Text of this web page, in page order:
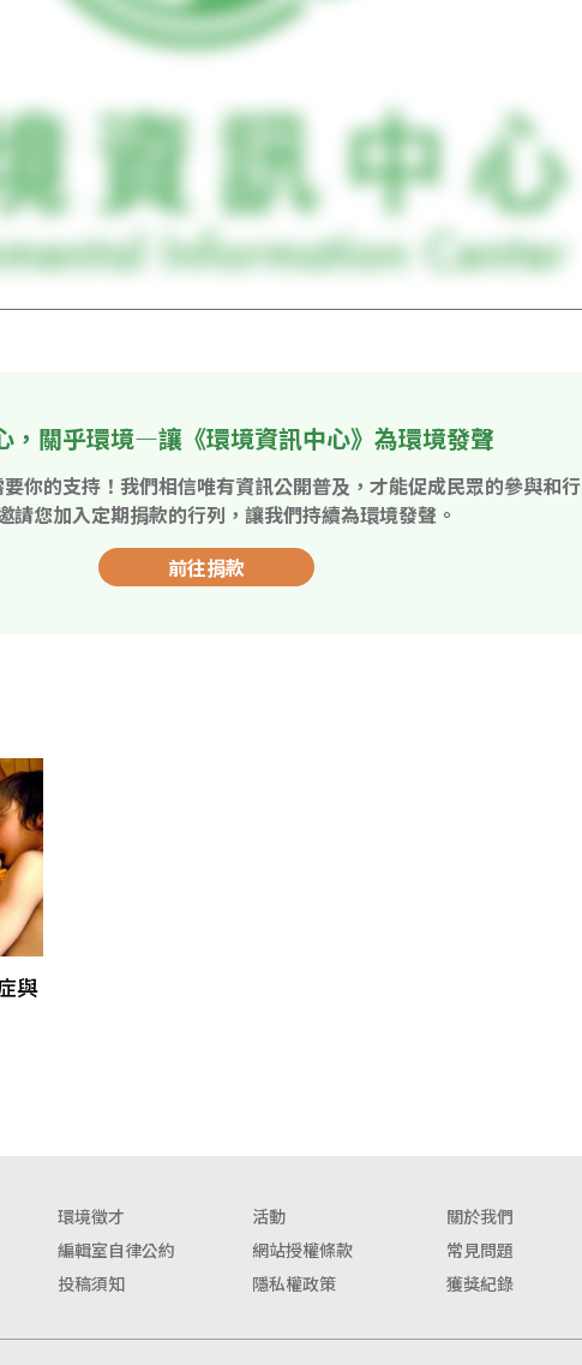
，關乎環境—讓《環境資訊中心》為環境發聲
要你的支持！我們相信唯有資訊公開普及，才能促成民眾的參與和行
請您加入定期捐款的行列，讓我們持續為環境發聲。
前往捐款
與
環境徵才 活動 關於我們
編輯室自律公約
網站授權條款 常見問題
投稿須知
隱私權政策 獲獎紀錄